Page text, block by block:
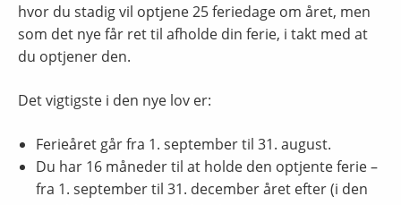
hvor du stadig vil optjene 25 feriedage om året, men
som det nye får ret til afholde din ferie, i takt med at
du optjener den.
Det vigtigste i den nye lov er:
Ferieåret går fra 1. september til 31. august.
Du har 16 måneder til at holde den optjente ferie –
fra 1. september til 31. december året efter (i den